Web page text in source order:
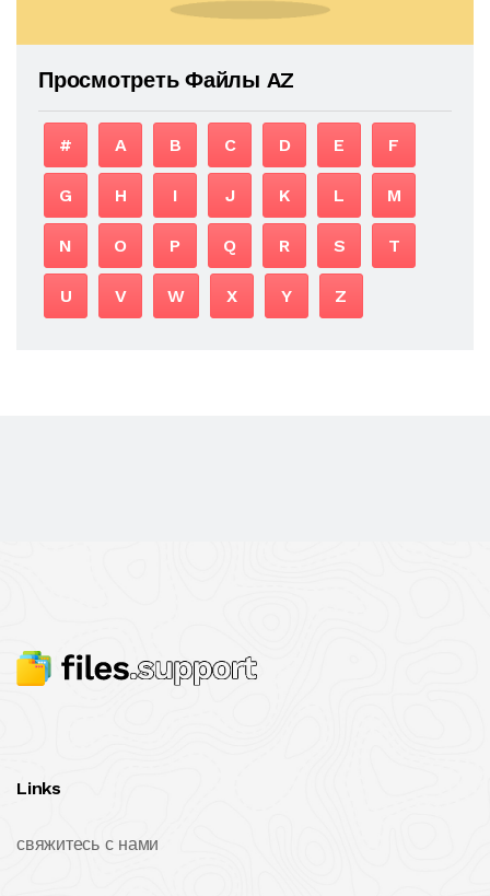
Просмотреть Файлы AZ
# A B C D E F
G H I J K L M
N O P Q R S T
U V W X Y Z
Links
свяжитесь с нами